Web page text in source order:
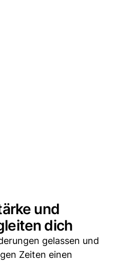
und
dich
gelassen und
Zeiten einen